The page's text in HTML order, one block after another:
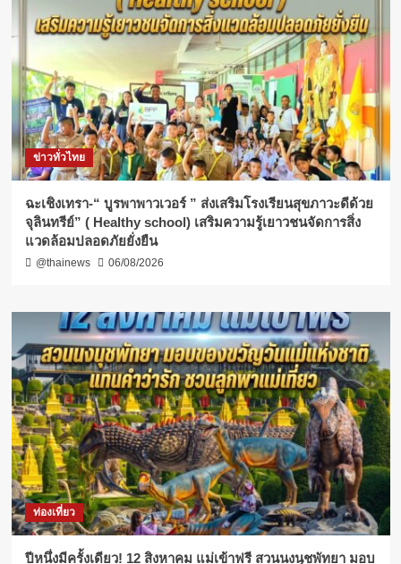
ข่าวทั่วไทย
ฉะเชิงเทรา-​“ บูรพาพาวเวอร์ ” ส่งเสริมโรงเรียนสุขภาวะดีด้วย
จุลินทรีย์” ( Healthy school) เสริมความรู้เยาวชนจัดการสิ่ง
แวดล้อมปลอดภัยยั่งยืน
@thainews 06/08/2026
ท่องเที่ยว
ปีหนึ่งมีครั้งเดียว! 12 สิงหาคม แม่เข้าฟรี สวนนงนุชพัทยา มอบ